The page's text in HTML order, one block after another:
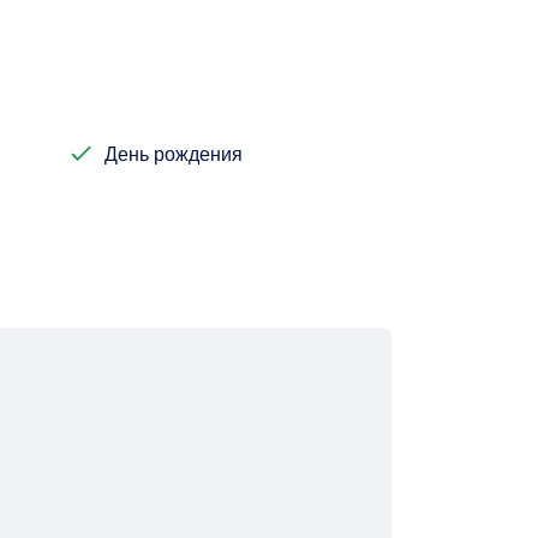
День рождения